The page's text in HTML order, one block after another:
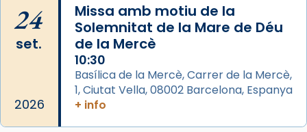
📸 Dr. G. Simón
Photo
View on Facebook ·
Arquebisbat de Barcelona
24
set.
2026
Missa amb motiu de la
Solemnitat de la Mare de Déu
de la Mercè
10:30
Basílica de la Mercè, Carrer de la Mercè,
1, Ciutat Vella, 08002 Barcelona, Espanya
+ info